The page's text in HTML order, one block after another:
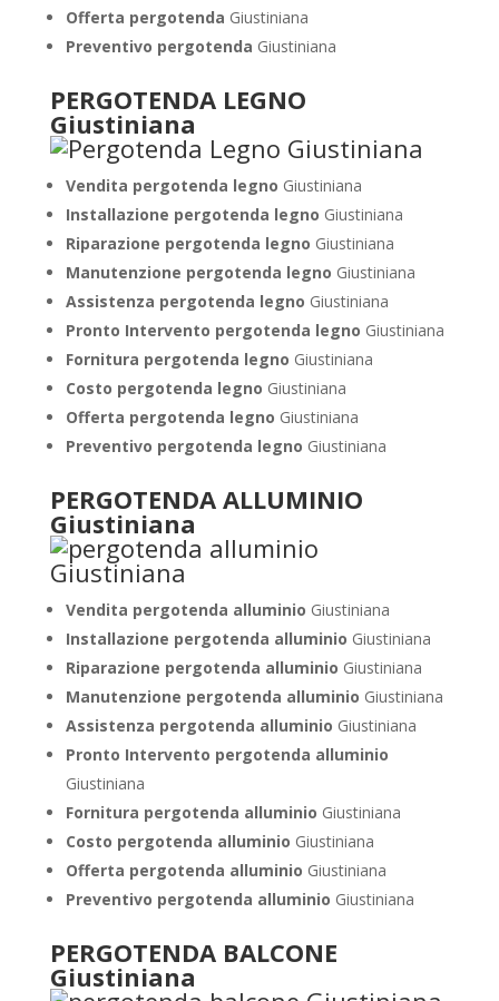
Offerta pergotenda Giustiniana
Preventivo pergotenda Giustiniana
PERGOTENDA LEGNO
Giustiniana
Vendita pergotenda legno Giustiniana
Installazione pergotenda legno Giustiniana
Riparazione pergotenda legno Giustiniana
Manutenzione pergotenda legno Giustiniana
Assistenza pergotenda legno Giustiniana
Pronto Intervento pergotenda legno Giustiniana
Fornitura pergotenda legno Giustiniana
Costo pergotenda legno Giustiniana
Offerta pergotenda legno Giustiniana
Preventivo pergotenda legno Giustiniana
PERGOTENDA ALLUMINIO
Giustiniana
Vendita pergotenda alluminio Giustiniana
Installazione pergotenda alluminio Giustiniana
Riparazione pergotenda alluminio Giustiniana
Manutenzione pergotenda alluminio Giustiniana
Assistenza pergotenda alluminio Giustiniana
Pronto Intervento pergotenda alluminio
Giustiniana
Fornitura pergotenda alluminio Giustiniana
Costo pergotenda alluminio Giustiniana
Offerta pergotenda alluminio Giustiniana
Preventivo pergotenda alluminio Giustiniana
PERGOTENDA BALCONE
Giustiniana